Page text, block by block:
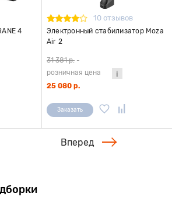
4
10 отзывов
Электронный стабилизатор Moza
Air 2
31 381 р. -
розничная цена
25 080 р.
Заказать
Вперед